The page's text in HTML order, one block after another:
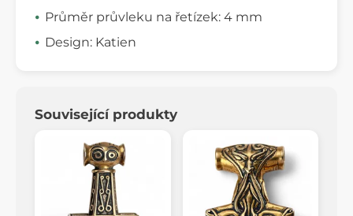
Průměr průvleku na řetízek: 4 mm
Design: Katien
Související produkty